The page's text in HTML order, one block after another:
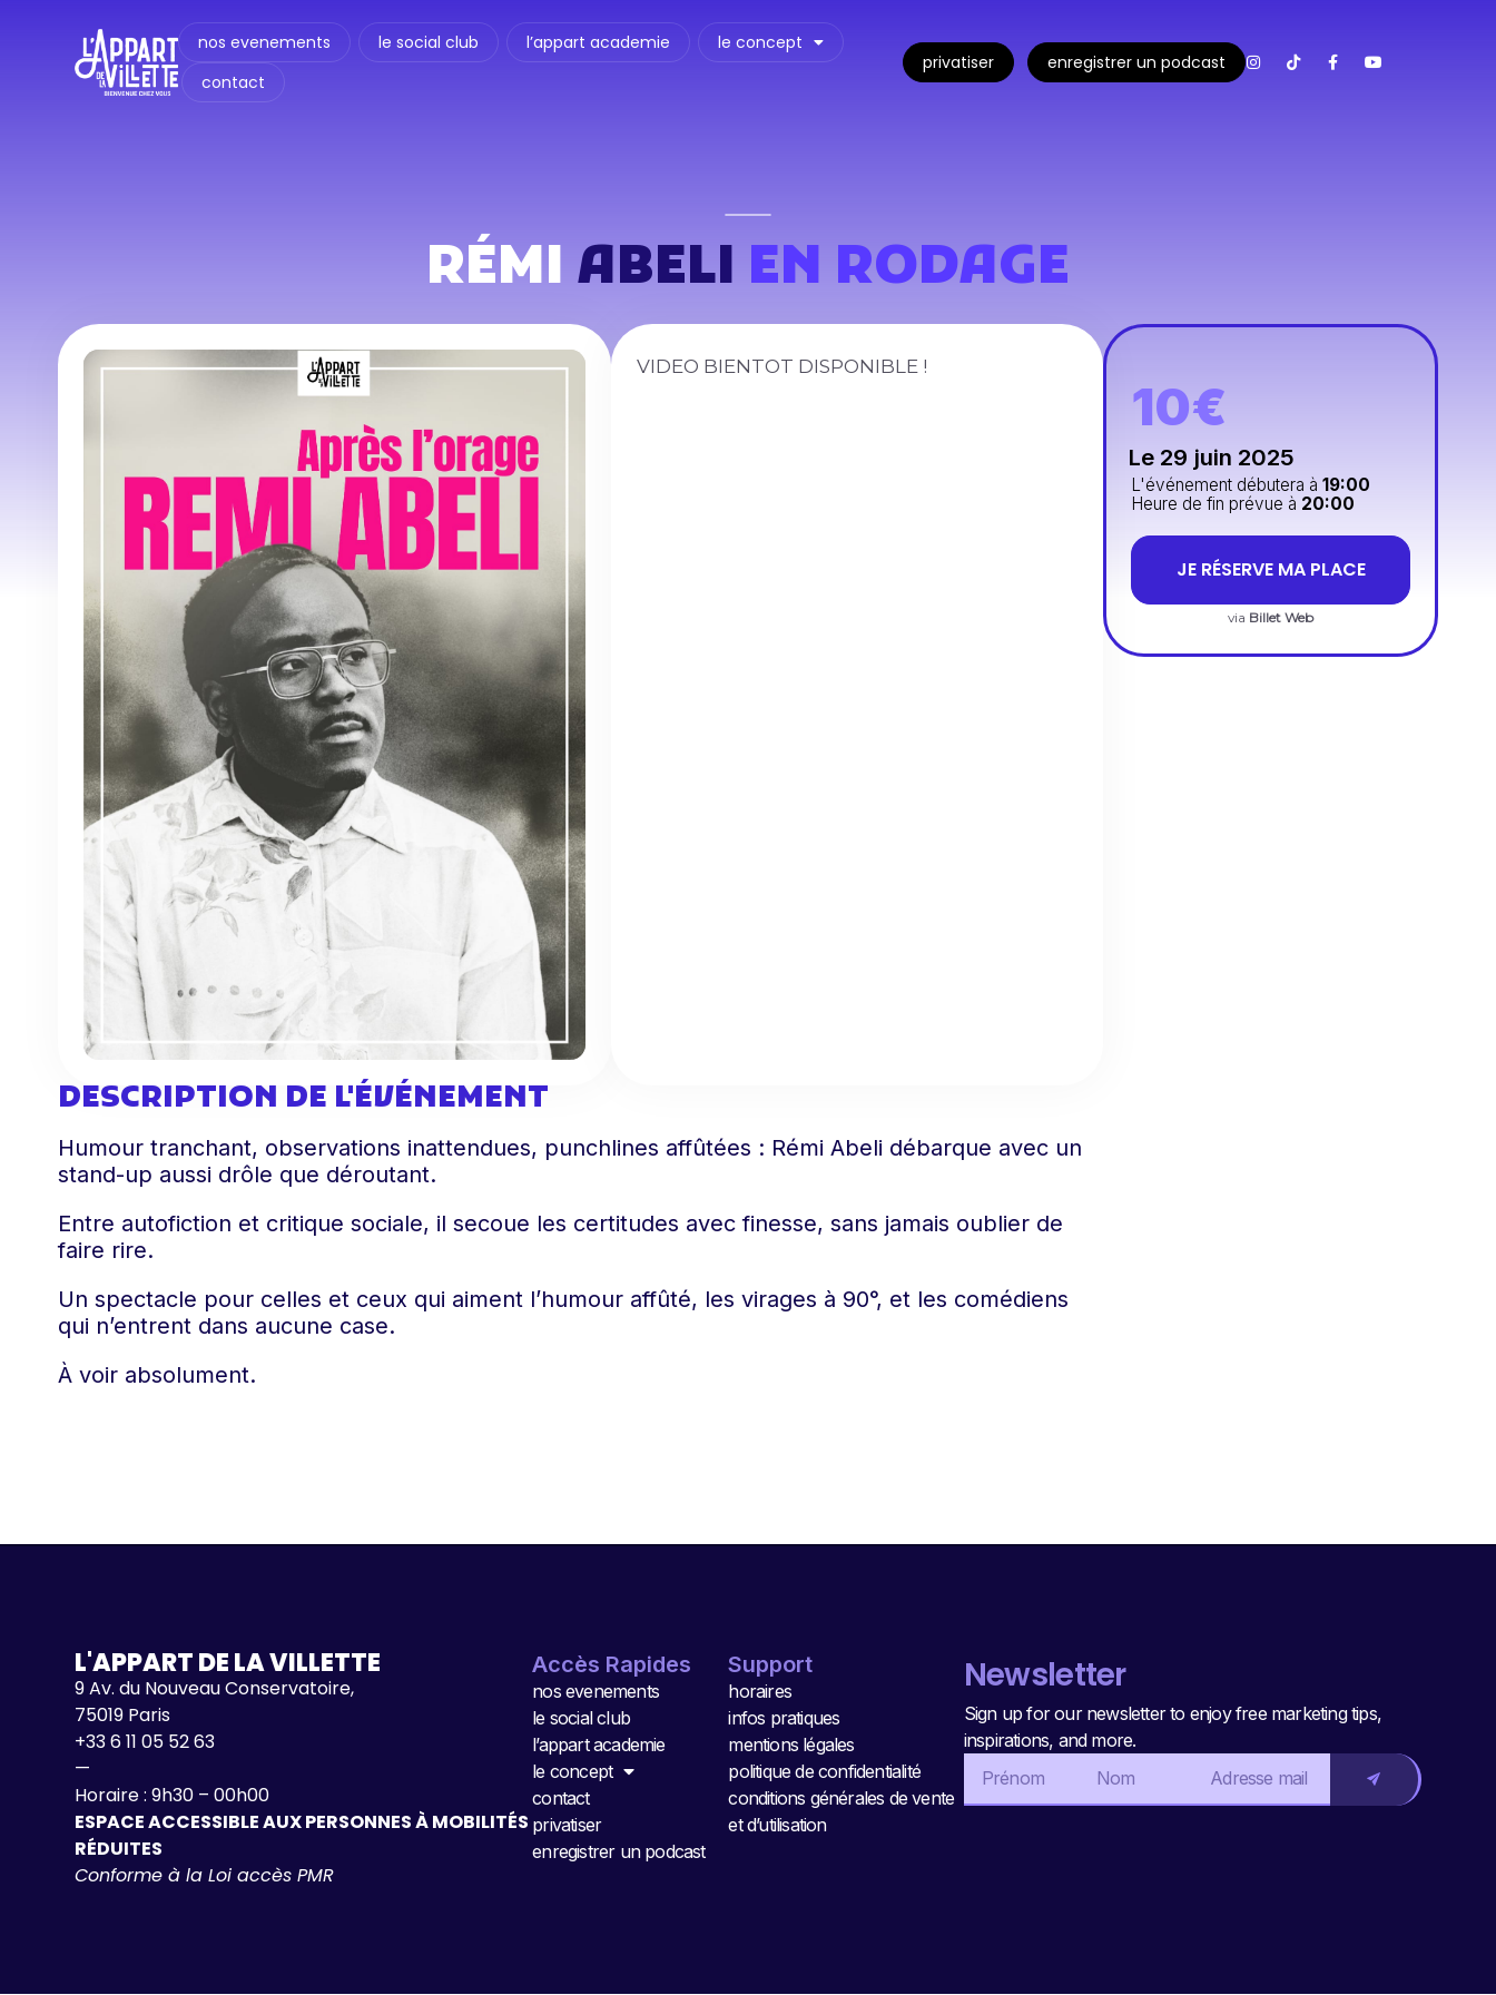
nos evenements le social club l’appart academie
le concept
contact
privatiser enregistrer un podcast
RÉMI ABELI EN RODAGE
VIDEO BIENTOT DISPONIBLE !
DESCRIPTION DE L'ÉVÉNEMENT
Humour tranchant, observations inattendues, punchlines affûtées : Rémi Abeli débarque avec un
stand-up aussi drôle que déroutant.
Entre autofiction et critique sociale, il secoue les certitudes avec finesse, sans jamais oublier de
faire rire.
Un spectacle pour celles et ceux qui aiment l’humour affûté, les virages à 90°, et les comédiens
qui n’entrent dans aucune case.
À voir absolument.
10€
Le 29 juin 2025
L'événement débutera à19:00
Heure de fin prévue à 20:00
JE RÉSERVE MA PLACE
via Billet Web
L'APPART DE LA VILLETTE
9 Av. du Nouveau Conservatoire,
75019 Paris
+33 6 11 05 52 63
—
Horaire : 9h30 – 00h00
ESPACE ACCESSIBLE AUX PERSONNES À MOBILITÉS
RÉDUITES
Conforme à la Loi accès PMR
Accès Rapides
nos evenements
le social club
l’appart academie
le concept
contact
privatiser
enregistrer un podcast
Support
horaires
infos pratiques
mentions légales
politique de confidentialité
conditions générales de vente
et d’utilisation
Newsletter
Sign up for our newsletter to enjoy free marketing tips,
inspirations, and more.